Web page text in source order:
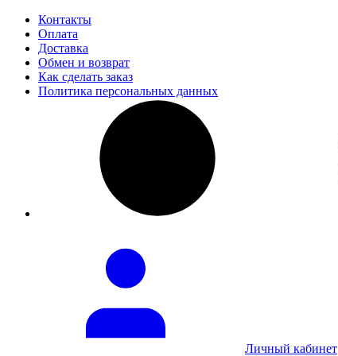
Контакты
Оплата
Доставка
Обмен и возврат
Как сделать заказ
Политика персональных данных
Личный кабинет